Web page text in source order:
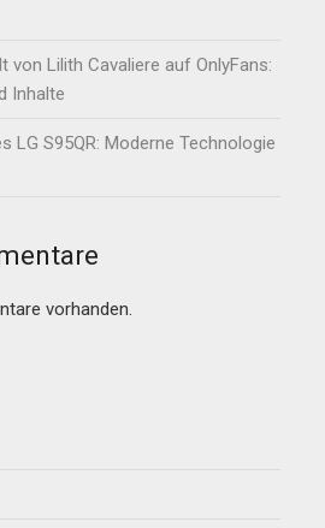
von Lilith Cavaliere auf OnlyFans:
Inhalte
LG S95QR: Moderne Technologie
vorhanden.